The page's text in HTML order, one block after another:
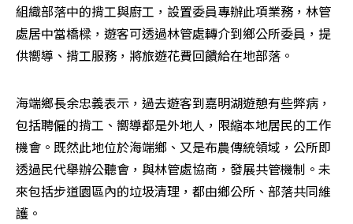
組織部落中的揹工與廚工，設置委員專辦此項業務，林管
處居中當橋樑，遊客可透過林管處轉介到鄉公所委員，提
供嚮導、揹工服務，將旅遊花費回饋給在地部落。
海端鄉長余忠義表示，過去遊客到嘉明湖遊憩有些弊病，
包括聘僱的揹工、嚮導都是外地人，限縮本地居民的工作
機會。既然此地位於海端鄉、又是布農傳統領域，公所即
透過民代舉辦公聽會，與林管處協商，發展共管機制。未
來包括步道園區內的垃圾清理，都由鄉公所、部落共同維
護。